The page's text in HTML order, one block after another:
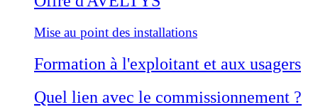
Mise au point des installations
Formation à l'exploitant et aux usagers
Quel lien avec le commissionnement ?